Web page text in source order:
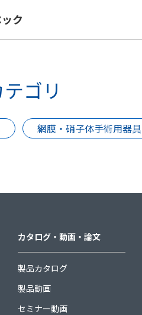
ク
ゴリ
網膜・硝子体手術用器具
カタログ・動画・論文
製品カタログ
製品動画
セミナー動画